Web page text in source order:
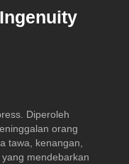
Diperoleh
orang
tawa, kenangan,
mendebarkan